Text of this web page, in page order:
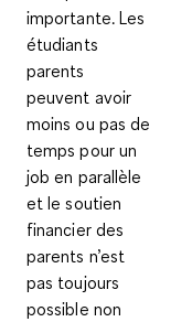
importante. Les
étudiants
parents
peuvent avoir
moins ou pas de
temps pour un
job en parallèle
et le soutien
financier des
parents n’est
pas toujours
possible non